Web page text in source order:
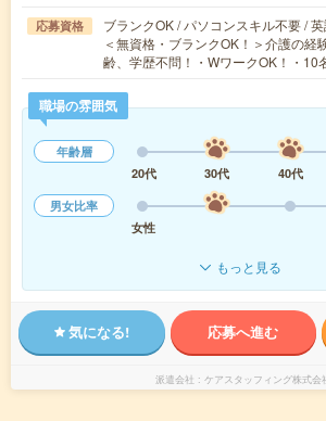
応募資格
ブランクOK / パソコンスキル不要 /
＜無資格・ブランクOK！＞介護の経
齢、学歴不問！・WワークOK！・
職場の雰囲気
年齢層
20代
30代 40代
男女比率
女性
もっと見る
気になる! 応募へ進む
派遣会社 ケアスタッフィング株式会